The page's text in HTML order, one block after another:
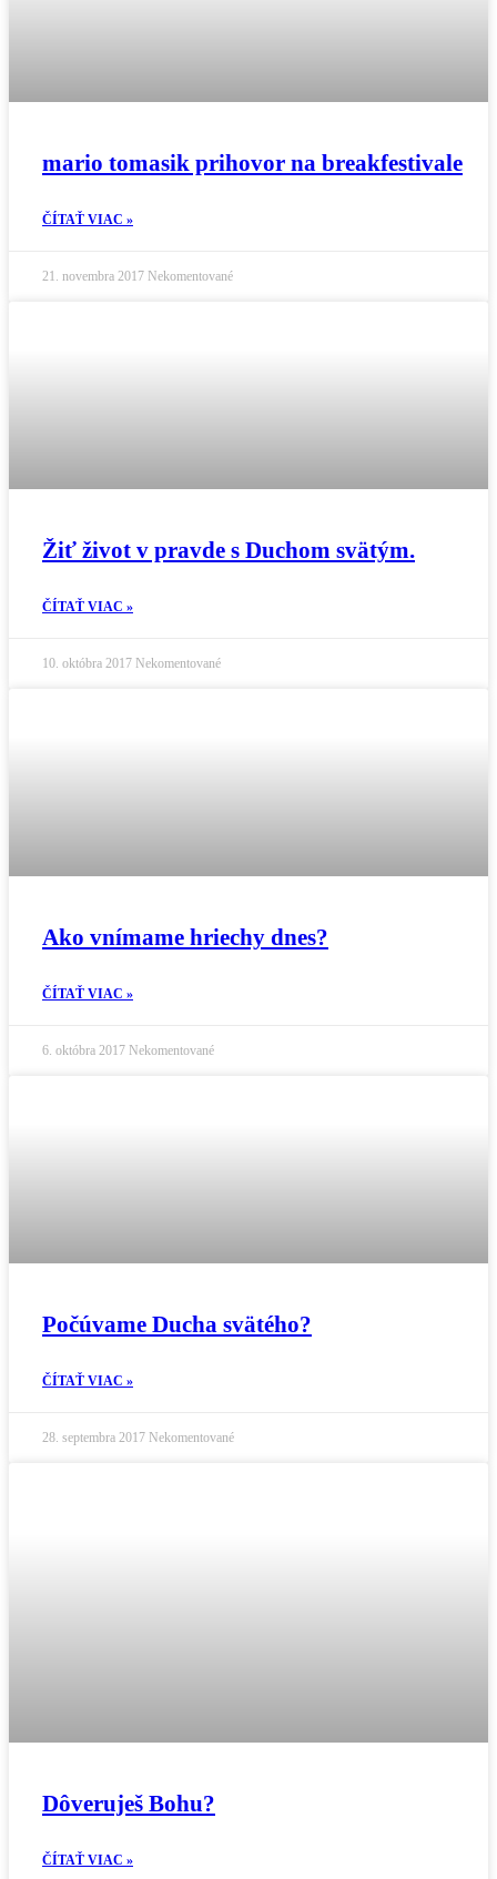
mario tomasik prihovor na breakfestivale
ČÍTAŤ VIAC »
21. novembra 2017 Nekomentované
Žiť život v pravde s Duchom svätým.
ČÍTAŤ VIAC »
10. októbra 2017 Nekomentované
Ako vnímame hriechy dnes?
ČÍTAŤ VIAC »
6. októbra 2017 Nekomentované
Počúvame Ducha svätého?
ČÍTAŤ VIAC »
28. septembra 2017 Nekomentované
Dôveruješ Bohu?
ČÍTAŤ VIAC »